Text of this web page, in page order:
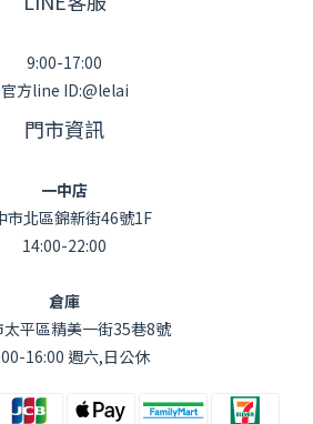
9:00-17:00
官方line ID:@lelai
門市資訊
一中店
市北區錦新街46號1F
14:00-22:00
倉庫
太平區精美一街35巷8號
16:00 週六,日公休